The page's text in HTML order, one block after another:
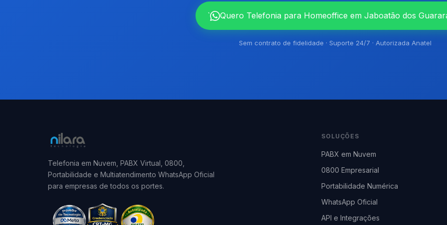
` Quero Telefonia para Homeoffice em Jaboatão dos
Sem contrato de fidelidade · Suporte 24/7 · Autorizada Anatel
Telefonia em Nuvem, PABX Virtual, 0800,
Portabilidade e Multiatendimento WhatsApp Oficial
para empresas de todos os portes.
SOLUÇÕES
PABX em Nuvem
0800 Empresarial
Portabilidade Numérica
WhatsApp Oficial
API e Integrações